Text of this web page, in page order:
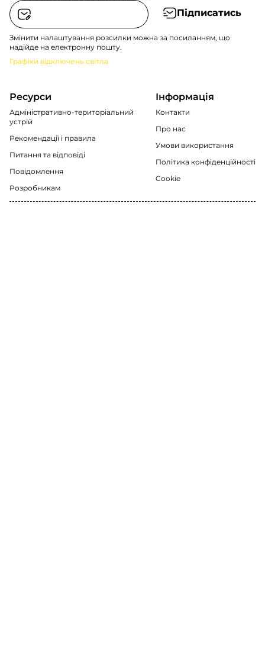
Підписатись
Змінити налаштування розсилки можна за посиланням, що
надійде на електронну пошту.
Графіки відключень світла
Ресурси
Адміністративно-територіальний
устрій
Рекомендації i правила
Питання та відповіді
Повідомлення
Розробникам
Інформація
Контакти
Про нас
Умови використання
Політика конфіденційності
Cookie